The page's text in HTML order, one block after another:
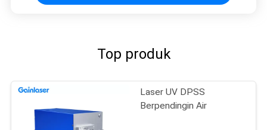
Top produk
Laser UV DPSS
Berpendingin Air